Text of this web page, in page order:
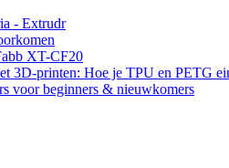
- Extrudr
XT-CF20
3D-printen: Hoe je TPU en PETG
voor beginners & nieuwkomers